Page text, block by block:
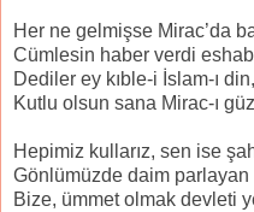
Her ne gelmişse Mirac’da
Cümlesin haber verdi
Dediler ey kıble-i İslam-ı din,
Kutlu olsun sana Mirac-ı
Hepimiz kullarız, sen ise
Gönlümüzde daim parlayan
Bize, ümmet olmak devleti